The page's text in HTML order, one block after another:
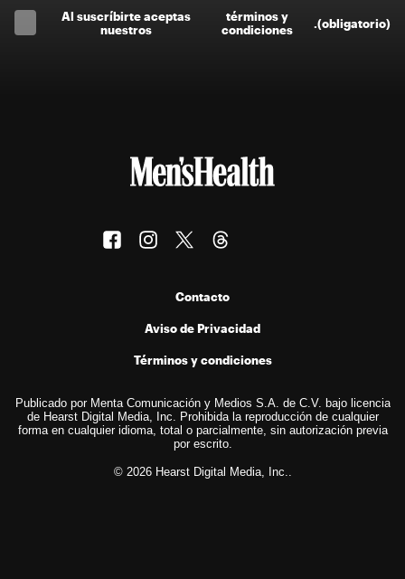
Al suscríbirte aceptas
nuestros
términos y
condiciones
(obligatorio)
Contacto
Aviso de Privacidad
Términos y condiciones
Publicado por Menta Comunicación y Medios S.A. de C.V. bajo licencia
de Hearst Digital Media, Inc. Prohibida la reproducción de cualquier
forma en cualquier idioma, total o parcialmente, sin autorización previa
por escrito.
© 2026 Hearst Digital Media, Inc..